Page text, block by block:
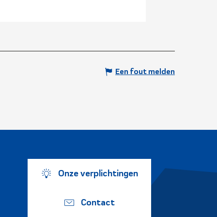
Een fout melden
Onze verplichtingen
Contact